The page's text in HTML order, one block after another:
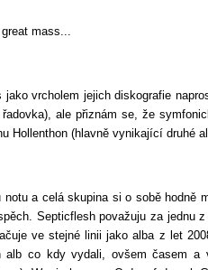
mass...
vrcholem jejich diskografie
ale přiznám se, že
Hollenthon (hlavně vynikající druhé
a celá skupina si o sobě hodně
Septicflesh považuju za jednu
ve stejné linii jako alba z let
co kdy vydali, ovšem časem a